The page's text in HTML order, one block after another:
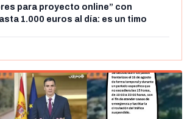
para proyecto online” con
1.000 euros al día: es un timo